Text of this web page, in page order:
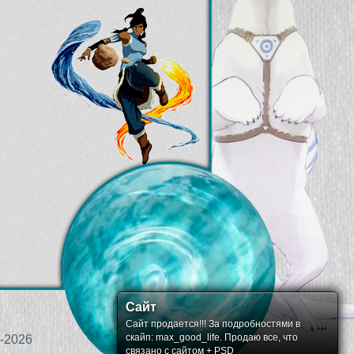
2026
Сайт
Сайт продается!!! За подробностями в
скайп: max_good_life. Продаю все, что
связано с сайтом + PSD